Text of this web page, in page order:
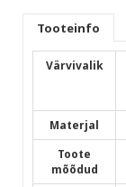
Tooteinfo
Värvivalik
Materjal
Toote
mõõdud